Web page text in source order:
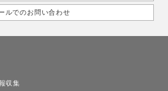
ルでのお問い合わせ
収集